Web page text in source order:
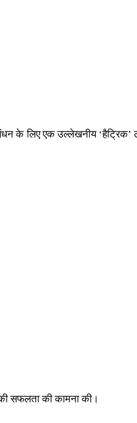
लिए एक उल्लेखनीय ‘हैट्रिक’
सफलता की कामना की।